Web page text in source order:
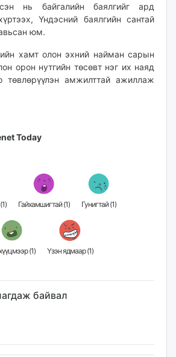
нь байгалийн баялгийг ард
Үндэсний баялгийн сантай
юм.
хамт олон эхний найман сарын
орон нутгийн төсөвт нэг их наяд
төвлөрүүлэн амжилттай ажиллаж
Today
Хөгжилтэй (1) Гайхамшигтай (1) Гунигтай (1)
Жихүүцмээр (1) Үзэн ядмаар (1)
байвал